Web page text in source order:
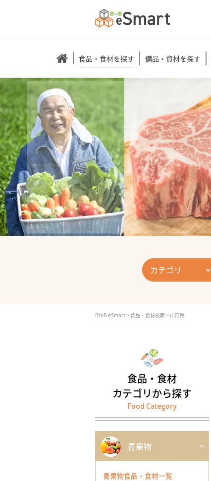
食品・食材を探す 備品・資材を探す
カテゴリ
BtoB eSmart> 食品・食材検索> 山形県
食品・食材
カテゴリから探す
Food Category
青果物
青果物食品・食材一覧